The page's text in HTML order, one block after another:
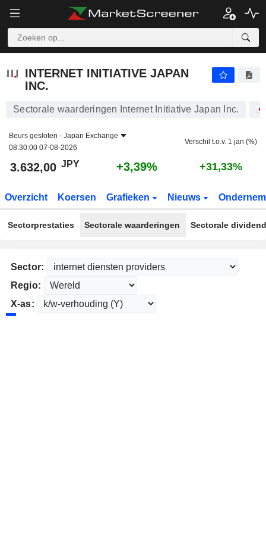
INTERNET INITIATIVE JAPAN
INC.
Sectorale waarderingen Internet Initiative Japan Inc.
Beurs gesloten - Japan Exchange
08:30:00 07-08-2026
Verschil t.o.v. 1 jan (%)
3.632,00 JPY +3,39% +31,33%
Overzicht Koersen Grafieken Nieuws
Sectorprestaties Sectorale waarderingen Sectorale
Sector:
Regio:
X-as: